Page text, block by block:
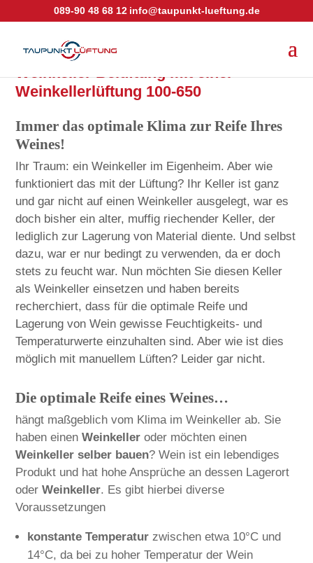
089-90 48 68 12 info@taupunkt-lueftung.de
Weinkeller Belüftung mit einer
Weinkellerlüftung 100-650
Immer das optimale Klima zur Reife Ihres
Weines!
Ihr Traum: ein Weinkeller im Eigenheim. Aber wie
funktioniert das mit der Lüftung? Ihr Keller ist ganz
und gar nicht auf einen Weinkeller ausgelegt, war es
doch bisher ein alter, muffig riechender Keller, der
lediglich zur Lagerung von Material diente. Und selbst
dazu, war er nur bedingt zu verwenden, da er doch
stets zu feucht war. Nun möchten Sie diesen Keller
als Weinkeller einsetzen und haben bereits
recherchiert, dass für die optimale Reife und
Lagerung von Wein gewisse Feuchtigkeits- und
Temperaturwerte einzuhalten sind. Aber wie ist dies
möglich mit manuellem Lüften? Leider gar nicht.
Die optimale Reife eines Weines…
hängt maßgeblich vom Klima im Weinkeller ab. Sie
haben einenWeinkeller oder möchten einen
Weinkeller selber bauen? Wein ist ein lebendiges
Produkt und hat hohe Ansprüche an dessen Lagerort
oderWeinkeller. Es gibt hierbei diverse
Voraussetzungen
konstante Temperatur zwischen etwa 10°C und
14°C, da bei zu hoher Temperatur der Wein